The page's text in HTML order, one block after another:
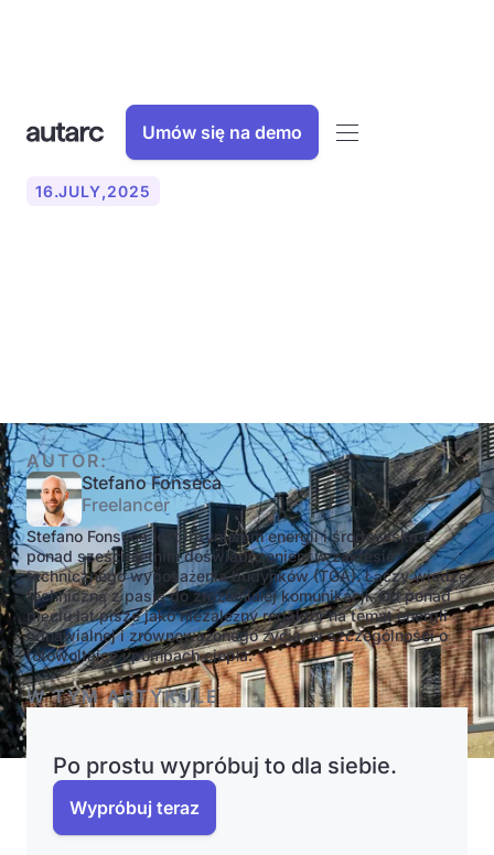
Umów się na demo
16.JULY,2025
AUTOR:
Stefano Fonseca
Freelancer
Stefano Fonseca jest inżynierem energii i środowiska z
ponad sześcioletnim doświadczeniem w zakresie
technicznego wyposażenia budynków (TGA). Łączy wiedzę
techniczną z pasją do zrozumiałej komunikacji. Od ponad
pięciu lat pisze jako niezależny redaktor na temat energii
odnawialnej i zrównoważonego życia, w szczególności o
fotowoltaice i pompach ciepła.
W TYM ARTYKULE
Po prostu wypróbuj to dla siebie.
Wypróbuj teraz